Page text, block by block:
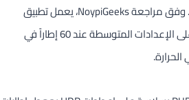
نوى أداء بتردد 2.4 جيغاهرتز. وفق مراجعة NoypiGeeks، يعمل تطبيق
Genshin Impact بسلاسة على الإعدادات المتوسطة عند 60 إطاراً في